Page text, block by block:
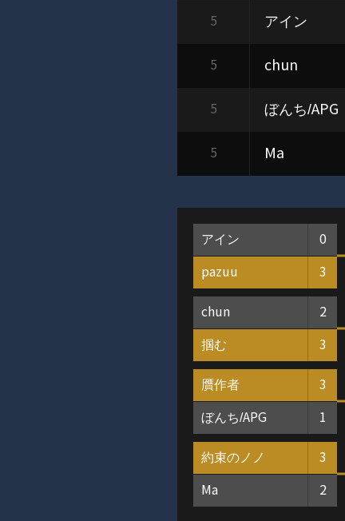
5 アイン
5 chun
5 ぼんち/APG
5 Ma
アイン 0
pazuu 3
chun 2
掴む 3
贋作者 3
ぼんち/APG 1
約束のノノ 3
Ma 2